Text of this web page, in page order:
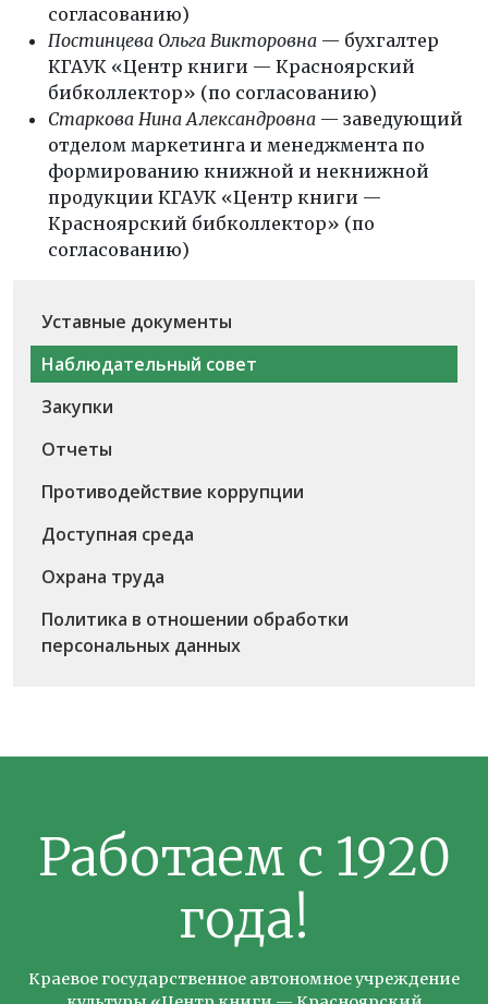
согласованию)
Постинцева Ольга Викторовна — бухгалтер
КГАУК «Центр книги — Красноярский
бибколлектор» (по согласованию)
Старкова Нина Александровна — заведующий
отделом маркетинга и менеджмента по
формированию книжной и некнижной
продукции КГАУК «Центр книги —
Красноярский бибколлектор» (по
согласованию)
Уставные документы
Наблюдательный совет
Закупки
Отчеты
Противодействие коррупции
Доступная среда
Охрана труда
Политика в отношении обработки
персональных данных
Работаем с 1920
года!
Краевое государственное автономное учреждение